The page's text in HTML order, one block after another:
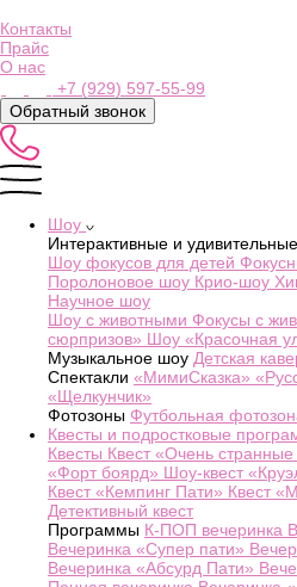
Контакты
Прайс
О нас
+7 (929) 597-55-99
Обратный звонок
Шоу
Интерактивные и
Шоу фокусов для детей
Поролоновое шоу Крио-шоу
Научное шоу
Шоу с животными Фокусы с
сюрпризов» Шоу «Красочная
Музыкальное шоу Детская
Спектакли «МимиСказка»
«Щелкунчик»
Фотозоны Футбольная
Квесты и подростковые
Квесты Квест «Очень
«Форт боярд» Шоу-квест
Квест «Кемпинг Пати» Квест
Детективный квест
Программы К-ПОП вечеринка
Вечеринка «Супер пати»
Вечеринка «Абсурд Пати»